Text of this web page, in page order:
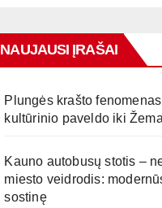
NAUJAUSI ĮRAŠAI
Plungės krašto
kultūrinio paveldo iki
Kauno autobusų stotis –
miesto veidrodis:
sostinę